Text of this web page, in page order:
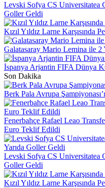
Levski Sofya CS Universitatea
Goller Geldi
Kızıl Yıldız Larne Karşısında
Galatasaray Mario Lemina ile 2
İspanya Arjantin FIFA Dünya
Son Dakika
Berk Pala Avrupa
Fenerbahçe Rafael Leao
Euro Teklif Edildi
Levski Sofya CS Universitatea
Goller Geldi
Kızıl Yıldız Larne Karşısında